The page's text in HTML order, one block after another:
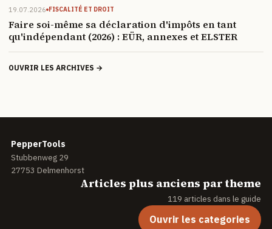
19.07.2026 FISCALITÉ ET DROIT
Faire soi-même sa déclaration d'impôts en tant
qu'indépendant (2026) : EÜR, annexes et ELSTER
OUVRIR LES ARCHIVES →
PepperTools
Stubbenweg 29
27753 Delmenhorst
Articles plus anciens par theme
119 articles dans le guide
Ouvrir les categories